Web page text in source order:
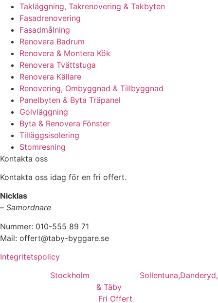
Takläggning, Takrenovering & Takbyten
Fasadrenovering
Fasadmålning
Renovera Badrum
Renovera & Montera Kök
Renovera Tvättstuga
Renovera Källare
Renovering, Ombyggnad & Tillbyggnad
Panelbyten & Byta Träpanel
Golvläggning
Byta & Renovera Fönster
Tilläggsisolering
Stomresning
Kontakta oss
Kontakta oss idag för en fri offert.
Nicklas
– Samordnare
Nummer: 010-555 89 71
Mail: offert@taby-byggare.se
Integritetspolicy
Stockholm Sollentuna,Danderyd,
& Täby
Fri Offert